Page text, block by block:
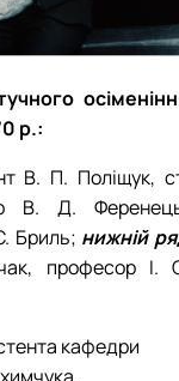
р.:
В. П. Поліщук,
В. Д.
Бриль; нижній
професор І.
кафедри